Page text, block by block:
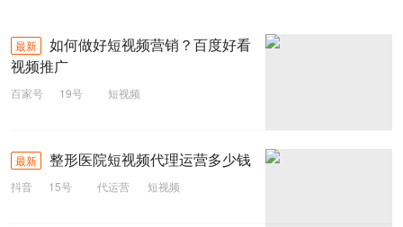
最新
如何做好短视频营销？百度好看
视频推广
百家号 19号 短视频
最新 整形医院短视频代理运营多少钱
抖音 15号 代运营
短视频